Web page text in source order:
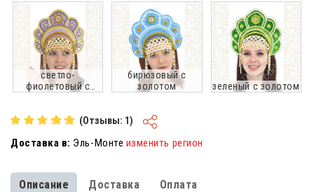
светло-
фиолетовый с
бирюзовый с
золотом
зеленый с золотом
(Отзывы: 1)
Доставка в: Эль-Монте изменить регион
Описание Доставка Оплата